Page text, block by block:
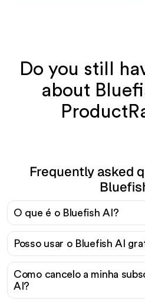
Do you still
about
Frequently asked
O que é o Bluefish AI?
Posso usar o Bluefish AI
Como cancelo a minha
AI?